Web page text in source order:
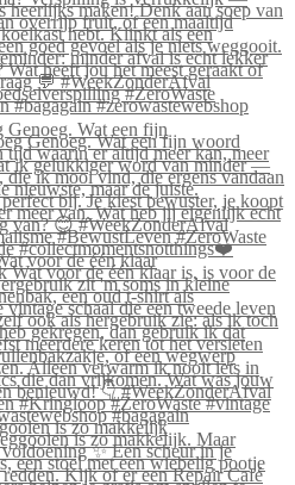
Wat een fijn
voor de één klaar
is zo makkelijk